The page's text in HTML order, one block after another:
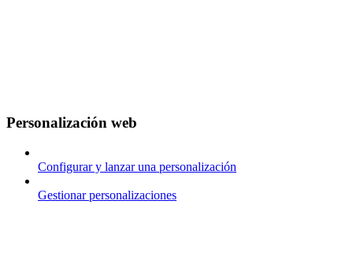
Personalización web
Configurar y lanzar una personalización
Gestionar personalizaciones